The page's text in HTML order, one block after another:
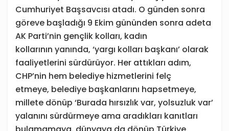
Cumhuriyet Başsavcısı atadı. O günden sonra
göreve başladığı 9 Ekim gününden sonra adeta
AK Parti’nin gençlik kolları, kadın
kollarının yanında, ‘yargı kolları başkanı’ olarak
faaliyetlerini sürdürüyor. Her attıkları adım,
CHP’nin hem belediye hizmetlerini felç
etmeye, belediye başkanlarını hapsetmeye,
millete dönüp ‘Burada hırsızlık var, yolsuzluk var’
yalanını sürdürmeye ama aradıkları kanıtları